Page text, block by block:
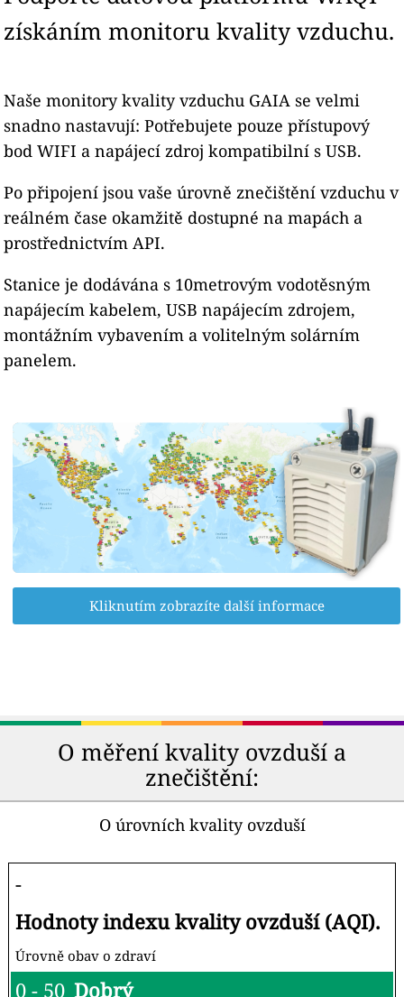
získáním monitoru kvality vzduchu.
Naše monitory kvality vzduchu GAIA se velmi
snadno nastavují: Potřebujete pouze přístupový
bod WIFI a napájecí zdroj kompatibilní s USB.
Po připojení jsou vaše úrovně znečištění vzduchu v
reálném čase okamžitě dostupné na mapách a
prostřednictvím API.
Stanice je dodávána s 10metrovým vodotěsným
napájecím kabelem, USB napájecím zdrojem,
montážním vybavením a volitelným solárním
panelem.
Kliknutím zobrazíte další informace
O měření kvality ovzduší a
znečištění:
O úrovních kvality ovzduší
-
Hodnoty indexu kvality ovzduší (AQI).
Úrovně obav o zdraví
0 - 50 Dobrý